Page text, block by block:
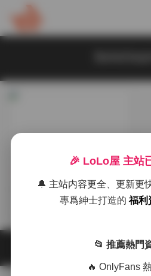
Belle Delphine 5760P 寫真
圖集 11.1GB 打包資源
2025-11-30
🎉 LoLo屋 主站
🔔 主站内容更全、更新更
專爲紳士打造的福利
📂 推薦熱門
🔥 OnlyFans